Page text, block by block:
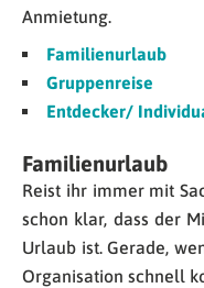
Anmietung.
Familienurlaub
Gruppenreise
Entdecker/
Familienurlaub
Reist ihr immer mit
schon klar, dass der
Urlaub ist. Gerade,
Organisation schnell